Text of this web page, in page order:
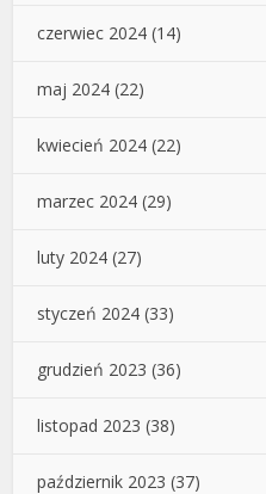
czerwiec 2024 (14)
maj 2024 (22)
kwiecień 2024 (22)
marzec 2024 (29)
luty 2024 (27)
styczeń 2024 (33)
grudzień 2023 (36)
listopad 2023 (38)
październik 2023 (37)